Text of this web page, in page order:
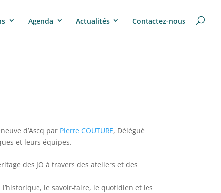
Agenda Actualités Contactez-nous
d’Ascq par Pierre COUTURE, Délégué
et leurs équipes.
des JO à travers des ateliers et des
le savoir-faire, le quotidien et les